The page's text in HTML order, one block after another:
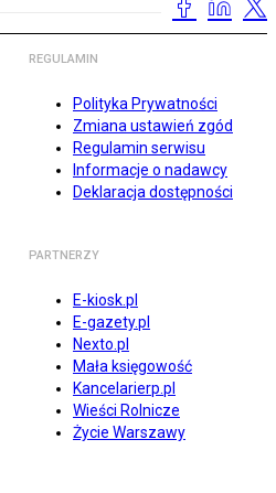
REGULAMIN
Polityka Prywatności
Zmiana ustawień zgód
Regulamin serwisu
Informacje o nadawcy
Deklaracja dostępności
PARTNERZY
E-kiosk.pl
E-gazety.pl
Nexto.pl
Mała księgowość
Kancelarierp.pl
Wieści Rolnicze
Życie Warszawy